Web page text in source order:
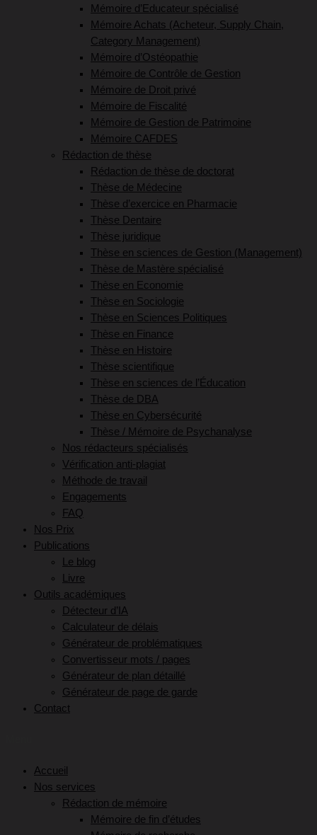
Mémoire d’Educateur spécialisé
Mémoire Achats (Acheteur, Supply Chain,
Category Management)
Mémoire d’Ostéopathie
Mémoire de Contrôle de Gestion
Mémoire de Droit privé
Mémoire de Fiscalité
Mémoire de Gestion de Patrimoine
Mémoire CAFDES
Rédaction de thèse
Rédaction de thèse de doctorat
Thèse de Médecine
Thèse d’exercice en Pharmacie
Thèse Dentaire
Thèse juridique
Thèse en sciences de Gestion (Management)
Thèse de Mastère spécialisé
Thèse en Economie
Thèse en Sociologie
Thèse en Sciences Politiques
Thèse en Finance
Thèse en Histoire
Thèse scientifique
Thèse en sciences de l’Éducation
Thèse de DBA
Thèse en Cybersécurité
Thèse / Mémoire de Psychanalyse
Nos rédacteurs spécialisés
Vérification anti-plagiat
Méthode de travail
Engagements
FAQ
Nos Prix
Publications
Le blog
Livre
Outils académiques
Détecteur d’IA
Calculateur de délais
Générateur de problématiques
Convertisseur mots / pages
Générateur de plan détaillé
Générateur de page de garde
Contact
Accueil
Nos services
Rédaction de mémoire
Mémoire de fin d’études